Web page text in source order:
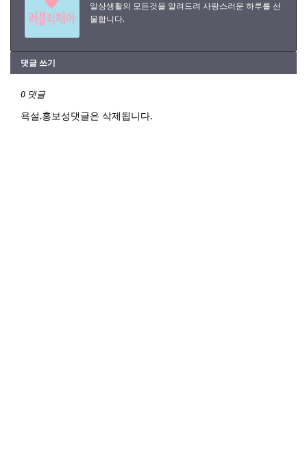
일상생활의 모든것을 알려드려 사랑스러운 하루를 선
물합니다.
댓글 쓰기
0 댓글
욕설.홍보성댓글은 삭제됩니다.